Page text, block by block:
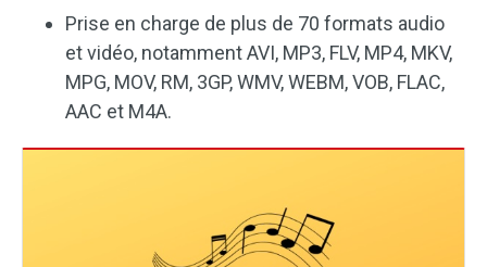
Prise en charge de plus de 70 formats audio
et vidéo, notamment AVI, MP3, FLV, MP4, MKV,
MPG, MOV, RM, 3GP, WMV, WEBM, VOB, FLAC,
AAC et M4A.